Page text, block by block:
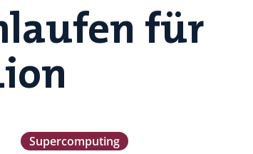
für
Supercomputing